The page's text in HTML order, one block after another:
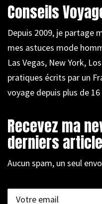
Conseils
Depuis 2009, je partage
mes astuces mode
Las Vegas, New York,
pratiques écrits par un
voyage depuis plus de 16
Recevez ma
derniers
Aucun spam, un seul